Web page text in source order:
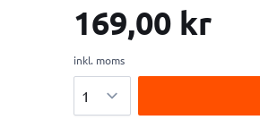
169,00 kr
inkl. moms